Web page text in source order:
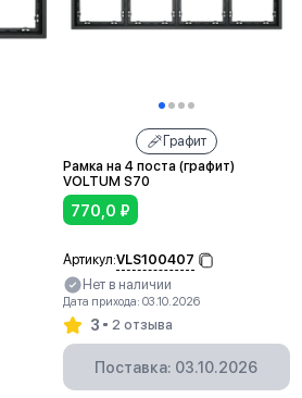
Графит
Рамка на 4 поста (графит)
VOLTUM S70
770,0 ₽
Артикул:VLS100407
Нет в наличии
Дата прихода: 03.10.2026
3 2 отзыва
Поставка: 03.10.2026